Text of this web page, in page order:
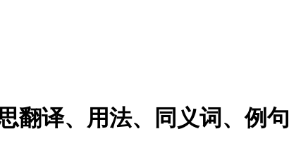
翻译、用法、同义词、例句